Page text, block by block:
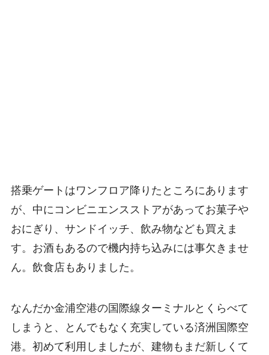
搭乗ゲートはワンフロア降りたところにあります
が、中にコンビニエンスストアがあってお菓子や
おにぎり、サンドイッチ、飲み物なども買えま
す。お酒もあるので機内持ち込みには事欠きませ
ん。飲食店もありました。
なんだか金浦空港の国際線ターミナルとくらべて
しまうと、とんでもなく充実している済洲国際空
港。初めて利用しましたが、建物もまだ新しくて